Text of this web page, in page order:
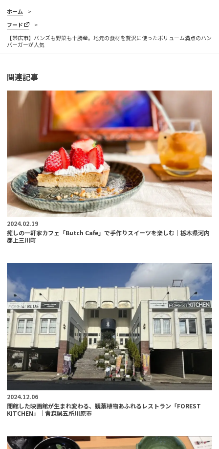
ホーム
フード
【帯広市】バンズも野菜も十勝産。地元の食材を贅沢に使ったボリューム満点のハン
バーガーが人気
関連記事
2024.02.19
癒しの一軒家カフェ「Butch Cafe」で手作りスイーツを楽しむ｜栃木県河内
郡上三川町
2024.12.06
閉館した映画館が生まれ変わる、観葉植物あふれるレストラン「FOREST
KITCHEN」｜青森県五所川原市